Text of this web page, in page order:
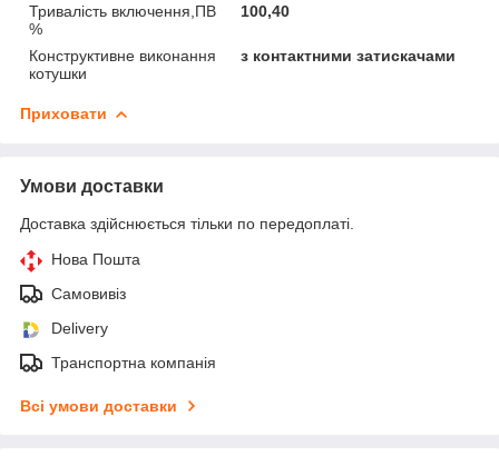
Тривалість включення,ПВ
%
100,40
Конструктивне виконання
котушки
з контактними затискачами
Приховати
Умови доставки
Доставка здійснюється тільки по передоплаті.
Нова Пошта
Самовивіз
Delivery
Транспортна компанія
Всі умови доставки